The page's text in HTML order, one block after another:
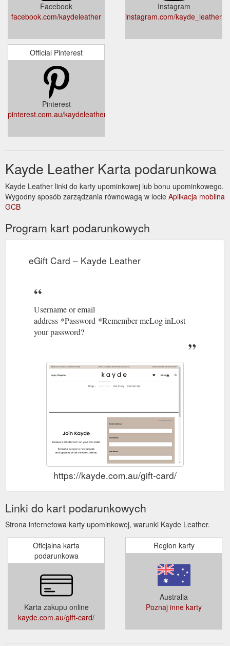
Facebook
facebook.com/kaydeleather
Instagram
instagram.com/kayde_leather/
Official Pinterest
Pinterest
pinterest.com.au/kaydeleather/
Kayde Leather Karta podarunkowa
Kayde Leather linki do karty upominkowej lub bonu upominkowego.
Wygodny sposób zarządzania równowagą w locie Aplikacja mobilna
GCB
Program kart podarunkowych
eGift Card – Kayde Leather
Username or email
address *Password *Remember meLog inLost
your password?
https://kayde.com.au/gift-card/
Linki do kart podarunkowych
Strona internetowa karty upominkowej, warunki Kayde Leather.
Oficjalna karta
podarunkowa
Karta zakupu online
kayde.com.au/gift-card/
Region karty
Australia
Poznaj inne karty